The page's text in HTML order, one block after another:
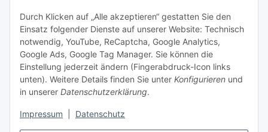
Durch Klicken auf „Alle akzeptieren“ gestatten Sie den
Einsatz folgender Dienste auf unserer Website: Technisch
notwendig, YouTube, ReCaptcha, Google Analytics,
Google Ads, Google Tag Manager. Sie können die
Einstellung jederzeit ändern (Fingerabdruck-Icon links
unten). Weitere Details finden Sie unter Konfigurieren und
in unserer Datenschutzerklärung.
Impressum Datenschutz
Informationen
Gesetzliche Informationen
Spieletreffs in Jülich & Umgebung